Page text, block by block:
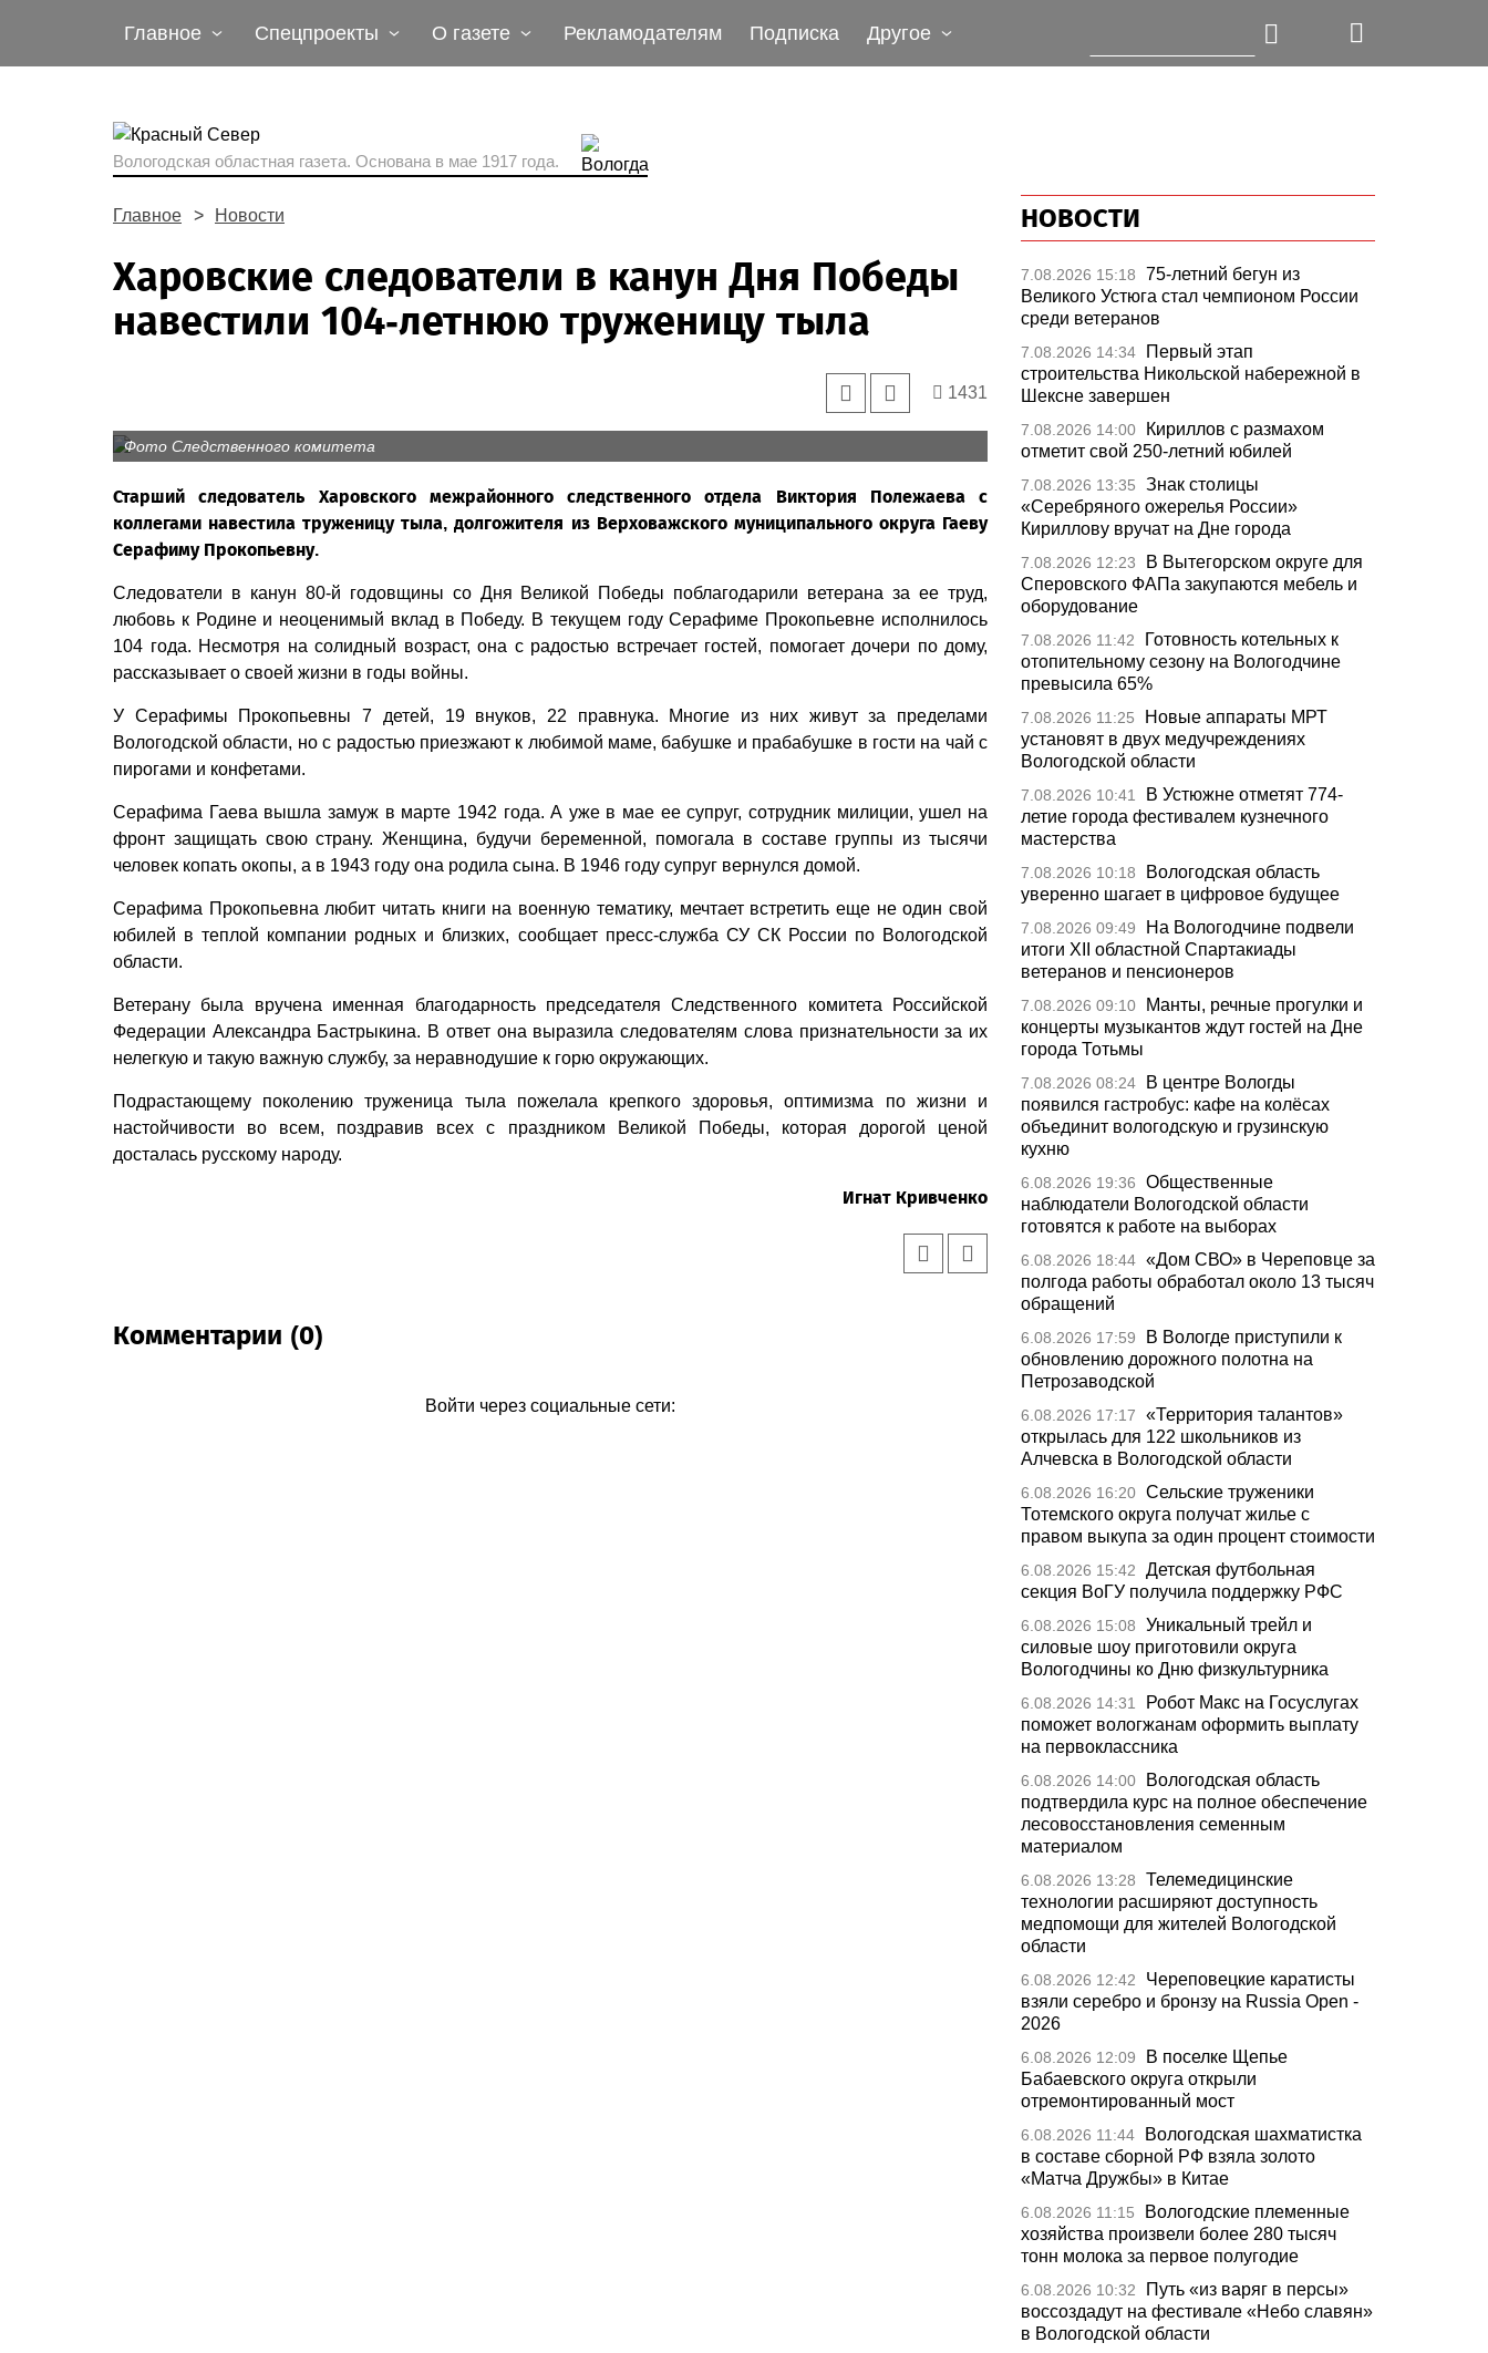
Главное Спецпроекты О газете Рекламодателям Подписка Другое
Вологодская областная газета. Основана в мае 1917 года.
Главное Новости
Харовские следователи в канун Дня Победы
навестили 104-летнюю труженицу тыла
1431
Фото Следственного комитета
Старший следователь Харовского межрайонного следственного отдела Виктория Полежаева с
коллегами навестила труженицу тыла, долгожителя из Верховажского муниципального округа Гаеву
Серафиму Прокопьевну.
Следователи в канун 80-й годовщины со Дня Великой Победы поблагодарили ветерана за ее труд,
любовь к Родине и неоценимый вклад в Победу. В текущем году Серафиме Прокопьевне исполнилось
104 года. Несмотря на солидный возраст, она с радостью встречает гостей, помогает дочери по дому,
рассказывает о своей жизни в годы войны.
У Серафимы Прокопьевны 7 детей, 19 внуков, 22 правнука. Многие из них живут за пределами
Вологодской области, но с радостью приезжают к любимой маме, бабушке и прабабушке в гости на чай с
пирогами и конфетами.
Серафима Гаева вышла замуж в марте 1942 года. А уже в мае ее супруг, сотрудник милиции, ушел на
фронт защищать свою страну. Женщина, будучи беременной, помогала в составе группы из тысячи
человек копать окопы, а в 1943 году она родила сына. В 1946 году супруг вернулся домой.
Серафима Прокопьевна любит читать книги на военную тематику, мечтает встретить еще не один свой
юбилей в теплой компании родных и близких, сообщает пресс-служба СУ СК России по Вологодской
области.
Ветерану была вручена именная благодарность председателя Следственного комитета Российской
Федерации Александра Бастрыкина. В ответ она выразила следователям слова признательности за их
нелегкую и такую важную службу, за неравнодушие к горю окружающих.
Подрастающему поколению труженица тыла пожелала крепкого здоровья, оптимизма по жизни и
настойчивости во всем, поздравив всех с праздником Великой Победы, которая дорогой ценой
досталась русскому народу.
Игнат Кривченко
Комментарии (0)
Войти через социальные сети:
НОВОСТИ
7.08.2026 15:18
75-летний бегун из
Великого Устюга стал чемпионом России
среди ветеранов
7.08.2026 14:34
Первый этап
строительства Никольской набережной в
Шексне завершен
7.08.2026 14:00
Кириллов с размахом
отметит свой 250-летний юбилей
7.08.2026 13:35
Знак столицы
«Серебряного ожерелья России»
Кириллову вручат на Дне города
7.08.2026 12:23
В Вытегорском округе для
Сперовского ФАПа закупаются мебель и
оборудование
7.08.2026 11:42
Готовность котельных к
отопительному сезону на Вологодчине
превысила 65%
7.08.2026 11:25
Новые аппараты МРТ
установят в двух медучреждениях
Вологодской области
7.08.2026 10:41
В Устюжне отметят 774-
летие города фестивалем кузнечного
мастерства
7.08.2026 10:18
Вологодская область
уверенно шагает в цифровое будущее
7.08.2026 09:49
На Вологодчине подвели
итоги XII областной Спартакиады
ветеранов и пенсионеров
7.08.2026 09:10
Манты, речные прогулки и
концерты музыкантов ждут гостей на Дне
города Тотьмы
7.08.2026 08:24
В центре Вологды
появился гастробус: кафе на колёсах
объединит вологодскую и грузинскую
кухню
6.08.2026 19:36
Общественные
наблюдатели Вологодской области
готовятся к работе на выборах
6.08.2026 18:44 «Дом СВО» в Череповце за
полгода работы обработал около 13 тысяч
обращений
6.08.2026 17:59
В Вологде приступили к
обновлению дорожного полотна на
Петрозаводской
6.08.2026 17:17
«Территория талантов»
открылась для 122 школьников из
Алчевска в Вологодской области
6.08.2026 16:20 Сельские труженики
Тотемского округа получат жилье с
правом выкупа за один процент стоимости
6.08.2026 15:42
Детская футбольная
секция ВоГУ получила поддержку РФС
6.08.2026 15:08
Уникальный трейл и
силовые шоу приготовили округа
Вологодчины ко Дню физкультурника
6.08.2026 14:31
Робот Макс на Госуслугах
поможет вологжанам оформить выплату
на первоклассника
6.08.2026 14:00
Вологодская область
подтвердила курс на полное обеспечение
лесовосстановления семенным
материалом
6.08.2026 13:28
Телемедицинские
технологии расширяют доступность
медпомощи для жителей Вологодской
области
6.08.2026 12:42
Череповецкие каратисты
взяли серебро и бронзу на Russia Open -
2026
6.08.2026 12:09
В поселке Щепье
Бабаевского округа открыли
отремонтированный мост
6.08.2026 11:44
Вологодская шахматистка
в составе сборной РФ взяла золото
«Матча Дружбы» в Китае
6.08.2026 11:15
Вологодские племенные
хозяйства произвели более 280 тысяч
тонн молока за первое полугодие
6.08.2026 10:32
Путь «из варяг в персы»
воссоздадут на фестивале «Небо славян»
в Вологодской области